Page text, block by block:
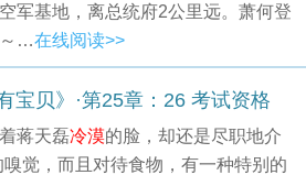
军基地，离总统府2公里远。萧何登
～…在线阅读>>
宝贝》·第25章：26 考试资格
蒋天磊冷漠的脸，却还是尽职地介
觉，而且对待食物，有一种特别的